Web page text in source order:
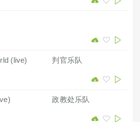
(live) 判官乐队
政教处乐队